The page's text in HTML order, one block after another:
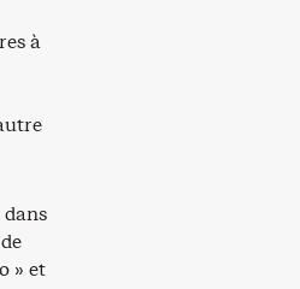
à
» et